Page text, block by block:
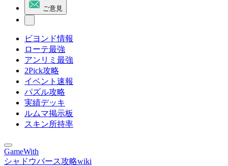
ご意見
ビヨンド情報
ローテ最強
アンリミ最強
2Pick攻略
イベント速報
パズル攻略
実績デッキ
ルムマ掲示板
スキン所持率
GameWith
シャドウバース攻略wiki